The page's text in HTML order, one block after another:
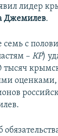
лидер
Джемилев.
с
– КР)
оценками,